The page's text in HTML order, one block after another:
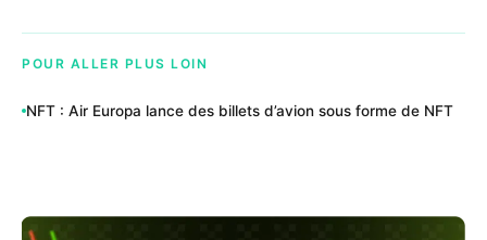
POUR ALLER PLUS LOIN
NFT : Air Europa lance des billets d’avion sous forme de NFT